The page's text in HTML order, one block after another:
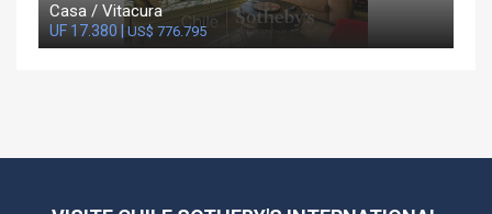
Casa / Vitacura
UF 17.380 | US$ 776.795